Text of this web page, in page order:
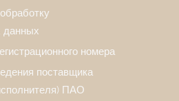
данных
номера
поставщика
ПАО